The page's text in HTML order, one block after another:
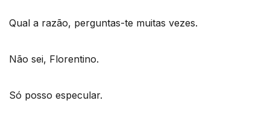
Qual a razão, perguntas-te muitas vezes.
Não sei, Florentino.
Só posso especular.